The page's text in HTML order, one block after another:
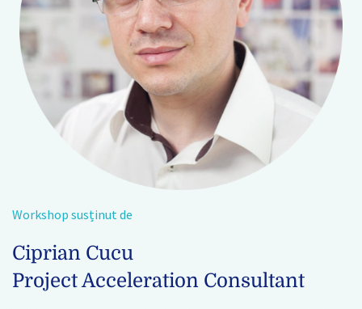
Workshop susținut de
Ciprian Cucu
Project Acceleration Consultant